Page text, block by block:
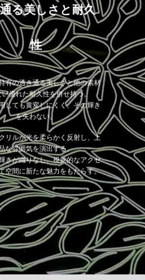
る美しさと耐久
性
有の透き通る美しさと他の素材
い優れた耐久性を併せ持つ。
しても黄変しにくく、その輝き
を失わない。
リルが光を柔らかく反射し、上
な雰囲気を演出する。
きが織りなし、視覚的なアクセ
空間に新たな魅力をもたらす。